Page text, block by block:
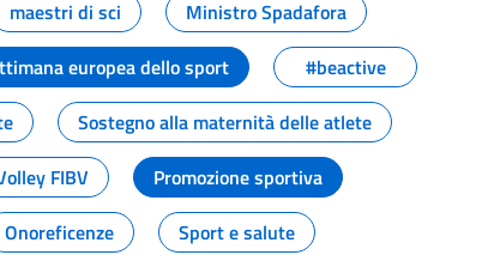
maestri di sci
Ministro Spadafora
europea dello sport
#beactive
Sostegno alla maternità delle atlete
FIBV
Promozione sportiva
Onoreficenze
Sport e salute